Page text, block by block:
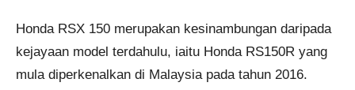
Honda RSX 150 merupakan kesinambungan daripada
kejayaan model terdahulu, iaitu Honda RS150R yang
mula diperkenalkan di Malaysia pada tahun 2016.